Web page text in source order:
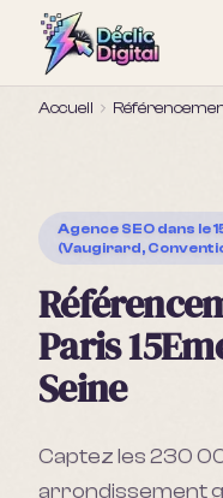
Accueil
Agence SEO dans le
(Vaugirard,
Paris
Seine
Captez les 230
arrondissement